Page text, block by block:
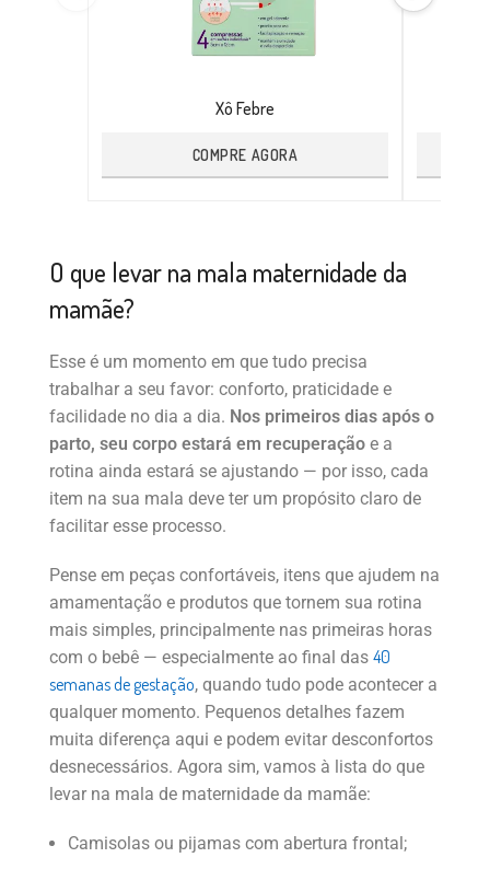
Xô Febre
COMPRE AGORA
O que levar na mala maternidade da
mamãe?
Esse é um momento em que tudo precisa
trabalhar a seu favor: conforto, praticidade e
facilidade no dia a dia. Nos primeiros dias após o
parto, seu corpo estará em recuperação e a
rotina ainda estará se ajustando — por isso, cada
item na sua mala deve ter um propósito claro de
facilitar esse processo.
Pense em peças confortáveis, itens que ajudem na
amamentação e produtos que tornem sua rotina
mais simples, principalmente nas primeiras horas
com o bebê — especialmente ao final das 40
semanas de gestação, quando tudo pode acontecer a
qualquer momento. Pequenos detalhes fazem
muita diferença aqui e podem evitar desconfortos
desnecessários. Agora sim, vamos à lista do que
levar na mala de maternidade da mamãe:
Camisolas ou pijamas com abertura frontal;